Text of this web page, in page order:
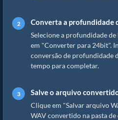
Converta a profundidade
Selecione a profundidade
em "Converter para 24bit".
conversão de profundidade
tempo para completar.
Salve o arquivo
Clique em "Salvar arquivo
WAV convertido na pasta